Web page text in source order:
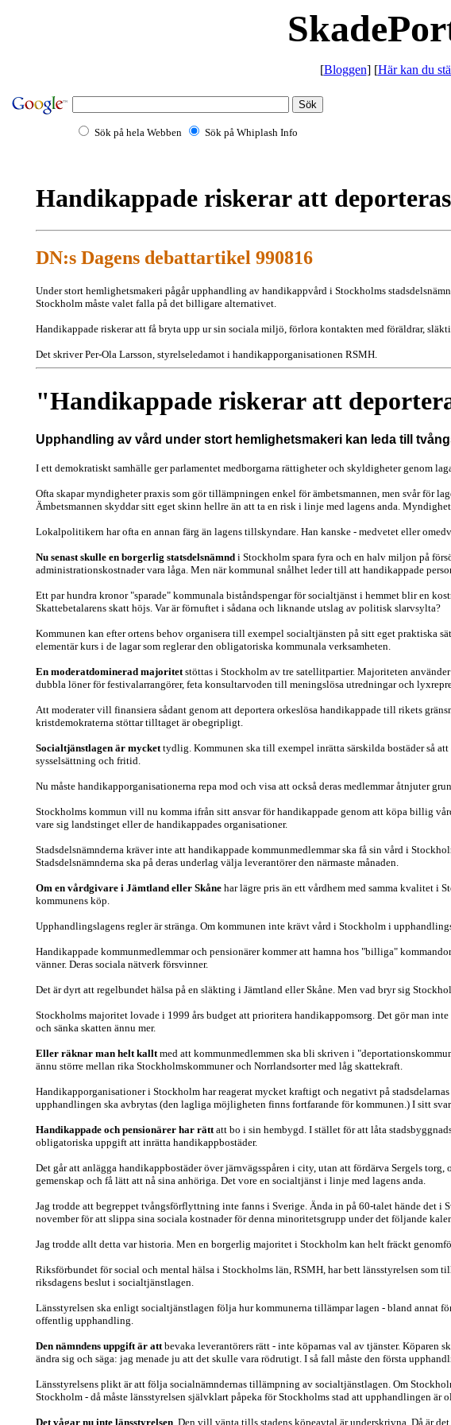
[Bloggen] [Här kan du
Sök på hela Webben Sök på Whiplash Info
Handikappade riskerar att deporteras
DN:s Dagens debattartikel 990816
Under stort hemlighetsmakeri pågår upphandling av handikappvård i Stockholms
Stockholm måste valet falla på det billigare alternativet.
Handikappade riskerar att få bryta upp ur sin sociala miljö, förlora kontakten med föräldrar,
Det skriver Per-Ola Larsson, styrelseledamot i handikapporganisationen RSMH.
"Handikappade riskerar att
Upphandling av vård under stort hemlighetsmakeri kan leda till
I ett demokratiskt samhälle ger parlamentet medborgarna rättigheter och skyldigheter genom
Ofta skapar myndigheter praxis som gör tillämpningen enkel för ämbetsmannen, men svår för
Ämbetsmannen skyddar sitt eget skinn hellre än att ta en risk i linje med lagens anda.
Lokalpolitikern har ofta en annan färg än lagens tillskyndare. Han kanske - medvetet eller
Nu senast skulle en borgerlig statsdelsnämnd i Stockholm spara fyra och en halv miljon på
administrationskostnader vara låga. Men när kommunal snålhet leder till att handikappade
Ett par hundra kronor "sparade" kommunala biståndspengar för socialtjänst i hemmet blir en
Skattebetalarens skatt höjs. Var är förnuftet i sådana och liknande utslag av politisk slarvsylta?
Kommunen kan efter ortens behov organisera till exempel socialtjänsten på sitt eget praktiska
elementär kurs i de lagar som reglerar den obligatoriska kommunala verksamheten.
En moderatdominerad majoritet stöttas i Stockholm av tre satellitpartier. Majoriteten
dubbla löner för festivalarrangörer, feta konsultarvoden till meningslösa utredningar och
Att moderater vill finansiera sådant genom att deportera orkeslösa handikappade till rikets
kristdemokraterna stöttar tilltaget är obegripligt.
Socialtjänstlagen är mycket tydlig. Kommunen ska till exempel inrätta särskilda bostäder så
sysselsättning och fritid.
Nu måste handikapporganisationerna repa mod och visa att också deras medlemmar åtnjuter
Stockholms kommun vill nu komma ifrån sitt ansvar för handikappade genom att köpa billig
vare sig landstinget eller de handikappades organisationer.
Stadsdelsnämnderna kräver inte att handikappade kommunmedlemmar ska få sin vård i
Stadsdelsnämnderna ska på deras underlag välja leverantörer den närmaste månaden.
Om en vårdgivare i Jämtland eller Skåne har lägre pris än ett vårdhem med samma kvalitet i
kommunens köp.
Upphandlingslagens regler är stränga. Om kommunen inte krävt vård i Stockholm i
Handikappade kommunmedlemmar och pensionärer kommer att hamna hos "billiga"
vänner. Deras sociala nätverk försvinner.
Det är dyrt att regelbundet hälsa på en släkting i Jämtland eller Skåne. Men vad bryr sig
Stockholms majoritet lovade i 1999 års budget att prioritera handikappomsorg. Det gör man
och sänka skatten ännu mer.
Eller räknar man helt kallt med att kommunmedlemmen ska bli skriven i
ännu större mellan rika Stockholmskommuner och Norrlandsorter med låg skattekraft.
Handikapporganisationer i Stockholm har reagerat mycket kraftigt och negativt på
upphandlingen ska avbrytas (den lagliga möjligheten finns fortfarande för kommunen.) I sitt
Handikappade och pensionärer har rätt att bo i sin hembygd. I stället för att låta
obligatoriska uppgift att inrätta handikappbostäder.
Det går att anlägga handikappbostäder över järnvägsspåren i city, utan att fördärva Sergels
gemenskap och få lätt att nå sina anhöriga. Det vore en socialtjänst i linje med lagens anda.
Jag trodde att begreppet tvångsförflyttning inte fanns i Sverige. Ända in på 60-talet hände det
november för att slippa sina sociala kostnader för denna minoritetsgrupp under det följande
Jag trodde allt detta var historia. Men en borgerlig majoritet i Stockholm kan helt fräckt
Riksförbundet för social och mental hälsa i Stockholms län, RSMH, har bett länsstyrelsen
riksdagens beslut i socialtjänstlagen.
Länsstyrelsen ska enligt socialtjänstlagen följa hur kommunerna tillämpar lagen - bland annat
offentlig upphandling.
Den nämndens uppgift är att bevaka leverantörers rätt - inte köparnas val av tjänster.
ändra sig och säga: jag menade ju att det skulle vara rödrutigt. I så fall måste den första
Länsstyrelsens plikt är att följa socialnämndernas tillämpning av socialtjänstlagen. Om
Stockholm - då måste länsstyrelsen självklart påpeka för Stockholms stad att upphandlingen är
Det vågar nu inte länsstyrelsen . Den vill vänta tills stadens köpeavtal är underskrivna. Då är